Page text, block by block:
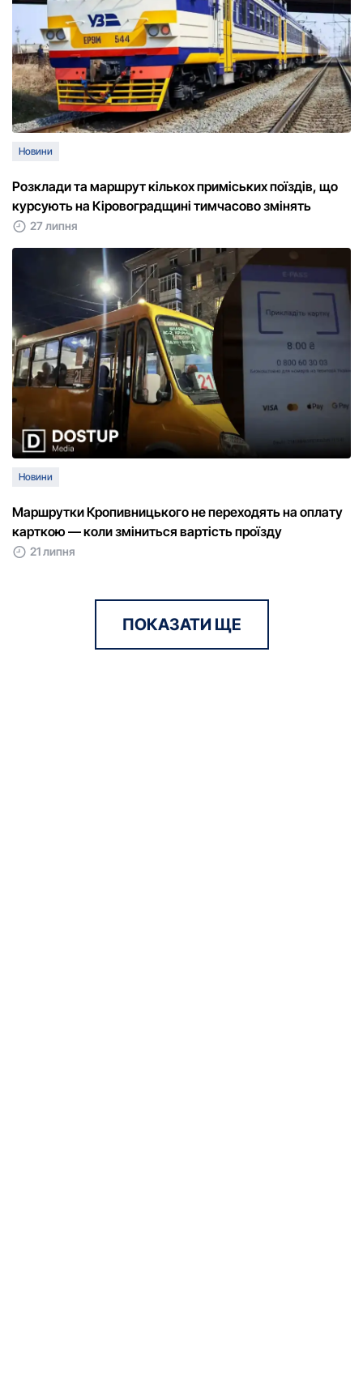
Новини
Розклади та маршрут кількох приміських поїздів, що
курсують на Кіровоградщині тимчасово змінять
27 липня
Новини
Маршрутки Кропивницького не переходять на оплату
карткою — коли зміниться вартість проїзду
21 липня
ПОКАЗАТИ ЩЕ